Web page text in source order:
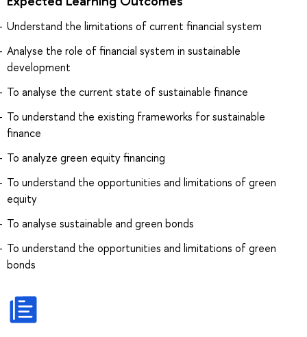
Understand the limitations of current financial system
Analyse the role of financial system in sustainable
development
To analyse the current state of sustainable finance
To understand the existing frameworks for sustainable
finance
To analyze green equity financing
To understand the opportunities and limitations of green
equity
To analyse sustainable and green bonds
To understand the opportunities and limitations of green
bonds